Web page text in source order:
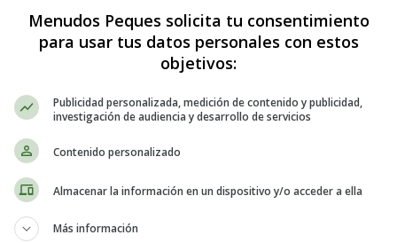
pesadilla, el niño está llorando y sólo se calma si está en la cama de
y establecer límites?
para dormirse y expresa su deseo de dormir en la cama de
Menudos Peques solicita tu consentimiento
para usar tus datos personales con estos
objetivos:
Publicidad personalizada, medición de contenido y publicidad,
investigación de audiencia y desarrollo de servicios
Contenido personalizado
Almacenar la información en un dispositivo y/o acceder a ella
Más información